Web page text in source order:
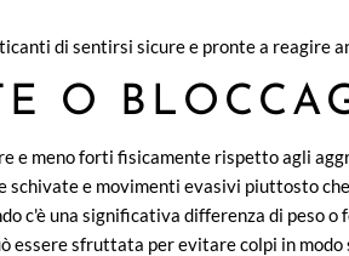
di sentirsi sicure e pronte a reagire
O
e meno forti fisicamente rispetto agli
schivate e movimenti evasivi piuttosto
c'è una significativa differenza di peso
essere sfruttata per evitare colpi in